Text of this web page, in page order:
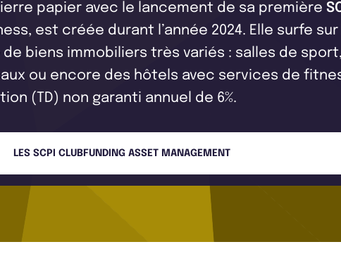
papier avec le lancement de sa première
est créée durant l’année 2024. Elle surfe
biens immobiliers très variés : salles de
ou encore des hôtels avec services de
(TD) non garanti annuel de 6%.
LES SCPI CLUBFUNDING ASSET MANAGEMENT